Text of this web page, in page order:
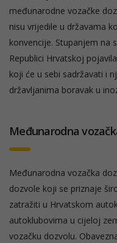
međunarodne vozačke
nisu vrijedile u državama
konvencije. Stupanjem na
Republici Hrvatskoj
koji će u sebi sadržavati i
državljanima boravak u
Međunarodna
Međunarodna vozačka
dozvole koji se priznaje
zatražiti u Hrvatskom
autoklubovima u cijeloj
vozačku dozvolu.